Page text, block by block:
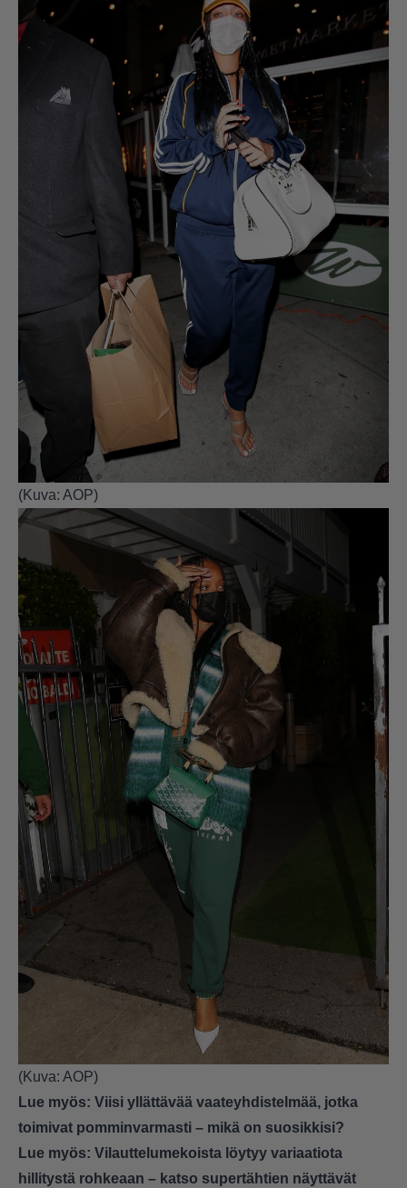
(Kuva: AOP)
(Kuva: AOP)
Lue myös: Viisi yllättävää vaateyhdistelmää, jotka
toimivat pomminvarmasti – mikä on suosikkisi?
Lue myös: Vilauttelumekoista löytyy variaatiota
hillitystä rohkeaan – katso supertähtien näyttävät